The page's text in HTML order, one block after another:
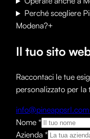
Perché scegliere
Modena?+
Il tuo sito
Raccontaci le tue
personalizzato per la
info@pineappsrl.com
Nome *
Azienda *